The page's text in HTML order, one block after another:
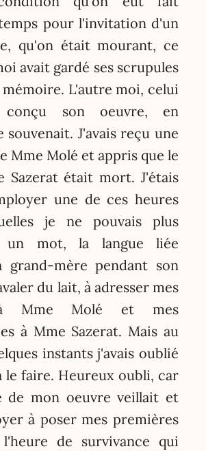
pour l'invitation d'un
qu'on était mourant, ce
avait gardé ses scrupules
L'autre moi, celui
son oeuvre, en
souvenait. J'avais reçu une
Mme Molé et appris que le
Sazerat était mort. J'étais
une de ces heures
je ne pouvais plus
un mot, la langue liée
grand-mère pendant son
du lait, à adresser mes
à Mme Molé et mes
à Mme Sazerat. Mais au
instants j'avais oublié
le faire. Heureux oubli, car
de mon oeuvre veillait et
à poser mes premières
de survivance qui